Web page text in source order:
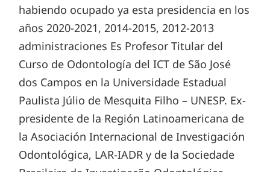
habiendo ocupado ya esta presidencia en los
años 2020-2021, 2014-2015, 2012-2013
administraciones Es Profesor Titular del
Curso de Odontología del ICT de São José
dos Campos en la Universidade Estadual
Paulista Júlio de Mesquita Filho – UNESP. Ex-
presidente de la Región Latinoamericana de
la Asociación Internacional de Investigación
Odontológica, LAR-IADR y de la Sociedade